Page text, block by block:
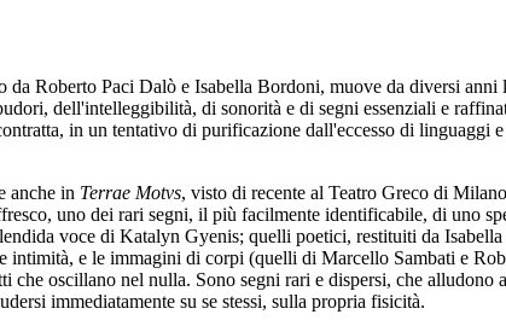
Roberto Paci Dalò e Isabella Bordoni, muove da diversi
dell'intelleggibilità, di sonorità e di segni essenziali e
in un tentativo di purificazione dall'eccesso di
anche in Terrae Motvs, visto di recente al Teatro Greco di
uno dei rari segni, il più facilmente identificabile, di uno
voce di Katalyn Gyenis; quelli poetici, restituiti da
intimità, e le immagini di corpi (quelli di Marcello Sambati e
che oscillano nel nulla. Sono segni rari e dispersi, che
immediatamente su se stessi, sulla propria fisicità.